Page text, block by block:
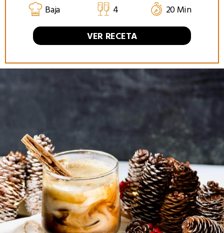
Baja 4
20 Min
VER RECETA